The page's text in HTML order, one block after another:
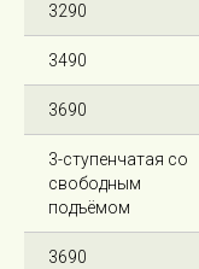
3290
3490
3690
3-ступенчатая со
свободным
подъёмом
3690